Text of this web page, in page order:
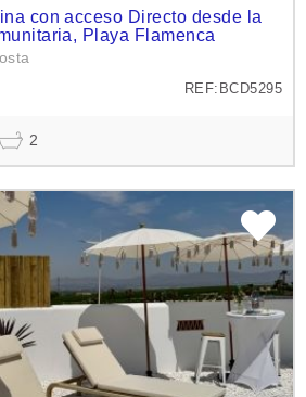
con acceso Directo desde la
Playa Flamenca
REF:BCD5295
2